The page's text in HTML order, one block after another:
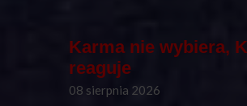
Karma nie wybiera,
reaguje
08 sierpnia 2026